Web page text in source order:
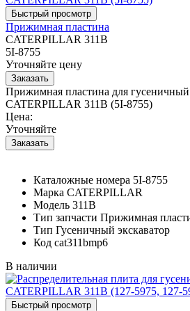
Прижимная пластина
CATERPILLAR 311B
5I-8755
Уточняйте цену
Прижимная пластина для гусеничный
CATERPILLAR 311B (5I-8755)
Цена:
Уточняйте
Каталожные номера 5I-8755
Марка CATERPILLAR
Модель 311B
Тип запчасти Прижимная
Тип Гусеничный экскаватор
Код cat311bmp6
В наличии